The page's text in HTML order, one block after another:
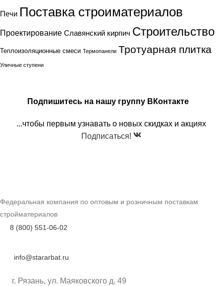
Печи Поставка строиматериалов
Проектирование Славянский кирпич Строительство
Теплоизоляционные смеси Термопанели Тротуарная плитка
Уличные ступени
Подпишитесь на нашу группу ВКонтакте
...чтобы первым узнавать о новых скидках и акциях
Подписаться!
Федеральная компания по оптовым и розничным поставкам
стройматериалов
8 (800) 551-06-02
info@stararbat.ru
г. Рязань, ул. Маяковского д. 49